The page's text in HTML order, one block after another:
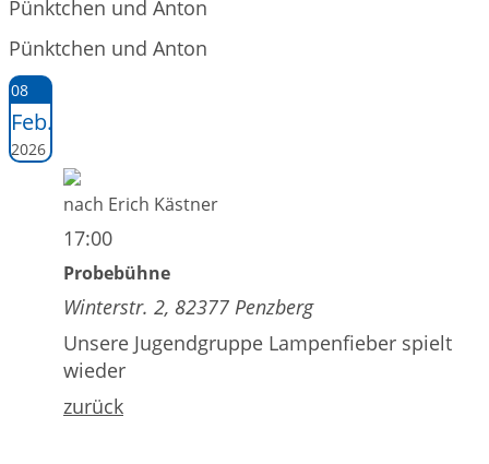
Pünktchen und Anton
Pünktchen und Anton
08
Feb.
2026
nach Erich Kästner
17:00
Probebühne
Winterstr. 2, 82377 Penzberg
Unsere Jugendgruppe Lampenfieber spielt
wieder
zurück